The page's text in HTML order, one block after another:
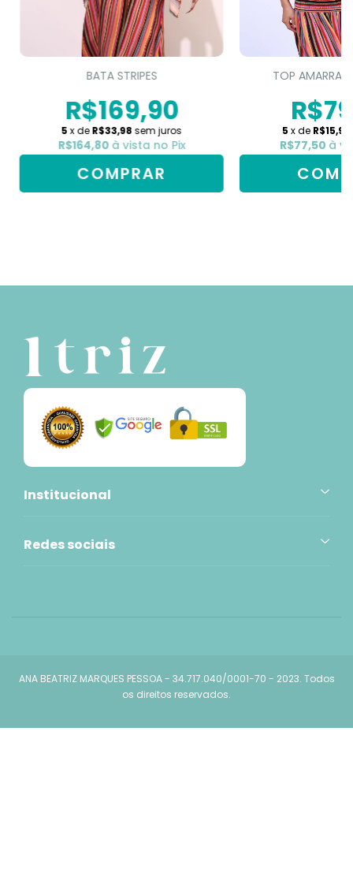
BATA STRIPES
R$169,90
5 x deR$33,98 sem juros
R$164,80 à vista no Pix
TOP
5 x de R$15,98
R$77,50 à
Institucional
Redes sociais
ANA BEATRIZ MARQUES PESSOA - 34.717.040/0001-70 - 2023. Todos
os direitos reservados.